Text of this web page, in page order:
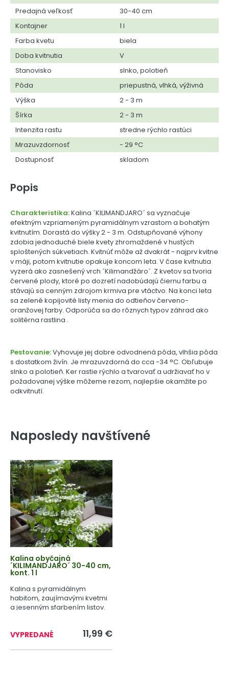
Predajná veľkosť
30-40 cm
Kontajner
1 l
Farba kvetu
biela
Doba kvitnutia
V
Stanovisko
slnko, polotieň
Pôda
priepustná, vlhká, výživná
Výška
2 - 3 m
Šírka
2 - 3 m
Intenzita rastu
stredne rýchlo rastúci
Mrazuvzdornosť
- 29 °C
Dostupnosť
skladom
Popis
Charakteristika:Kalina ´KILIMANDJARO´ sa vyznačuje
efektným vzpriameným pyramidálnym vzrastom a bohatým
kvitnutím. Dorastá do výšky 2 - 3 m. Odstupňované výhony
zdobia jednoduché biele kvety zhromaždené v hustých
sploštených súkvetiach. Kvitnúť môže až dvakrát - najprv kvitne
v máji, potom kvitnutie opakuje koncom leta. V čase kvitnutia
vyzerá ako zasnešený vrch ´Kilimandžáro´. Z kvetov sa tvoria
červené plody, ktoré po dozretí nadobúdajú čiernu farbu a
stávajú sa cenným zdrojom krmiva pre vtáctvo. Na konci leta
sa zelené kopijovité listy menia do odtieňov červeno-
oranžovej farby. Odporúča sa do rôznych typov záhrad ako
solitérna rastlina .
Pestovanie:Vyhovuje jej dobre odvodnená pôda, vlhšia pôda
s dostatkom živín. Je mrazuvzdorná do cca -34 °C. Obľubuje
slnko a polotieň. Ker rastie rýchlo a tvarovať a udržiavať ho v
požadovanej výške môžeme rezom, najlepšie okamžite po
odkvitnutí.
Naposledy navštívené
Kalina obyčajná
´KILIMANDJARO´ 30-40 cm,
kont. 1 l
Kalina s pyramidálnym
habitom, zaujímavými kvetmi
a jesenným sfarbením listov.
VYPREDANÉ 11,99 €